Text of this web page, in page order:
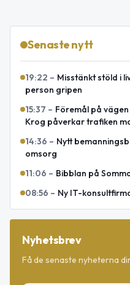
Senaste nytt
19:22 – Misstänkt stöld i
person gripen
15:37 – Föremål på
Krog påverkar trafiken
14:36 – Nytt
omsorg
11:06 – Bibblan på
08:56 – Ny IT-
Nyhetsbrev
Få de senaste nyheterna